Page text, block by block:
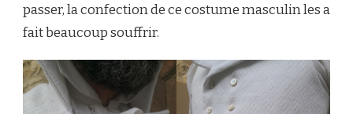
passer, la confection de ce costume masculin les a
fait beaucoup souffrir.